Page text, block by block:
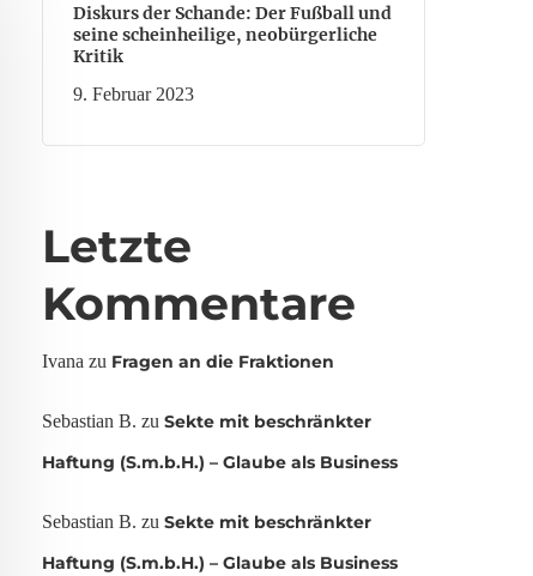
Diskurs der Schande: Der Fußball und
seine scheinheilige, neobürgerliche
Kritik
9. Februar 2023
Letzte
Kommentare
Ivana zu Fragen an die Fraktionen
Sebastian B. zu Sekte mit beschränkter
Haftung (S.m.b.H.) – Glaube als Business
Sebastian B. zu Sekte mit beschränkter
Haftung (S.m.b.H.) – Glaube als Business